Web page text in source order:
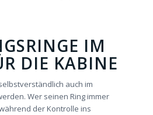
IM
DIE KABINE
auch im
Wer seinen Ring immer
der Kontrolle ins